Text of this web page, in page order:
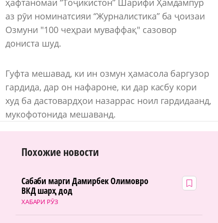
ҳафтаномаи “Тоҷикистон” Шарифи Ҳамдампур
аз рӯи номинатсияи “Журналистика” ба ҷоизаи
Озмуни "100 чеҳраи муваффақ" сазовор
дониста шуд.
Гуфта мешавад, ки ин озмун ҳамасола баргузор
гардида, дар он нафароне, ки дар касбу кори
худ ба дастовардҳои назаррас ноил гардидаанд,
мукофотонида мешаванд.
Похожие новости
ХАБАРИ РӮЗ
Сабаби марги Дамирбек Олимовро
ВКД шарҳ дод